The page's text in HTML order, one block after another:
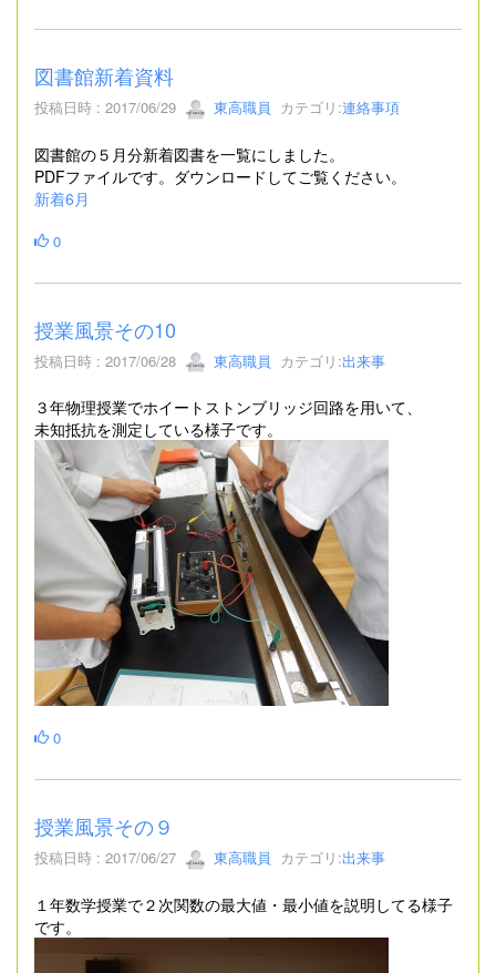
図書館新着資料
投稿日時 : 2017/06/29 東高職員 カテゴリ:連絡事項
図書館の５月分新着図書を一覧にしました。
PDFファイルです。ダウンロードしてご覧ください。
新着6月
0
授業風景その10
投稿日時 : 2017/06/28 東高職員 カテゴリ:出来事
３年物理授業でホイートストンブリッジ回路を用いて、
未知抵抗を測定している様子です。
0
授業風景その９
投稿日時 : 2017/06/27 東高職員 カテゴリ:出来事
１年数学授業で２次関数の最大値・最小値を説明してる様子
です。